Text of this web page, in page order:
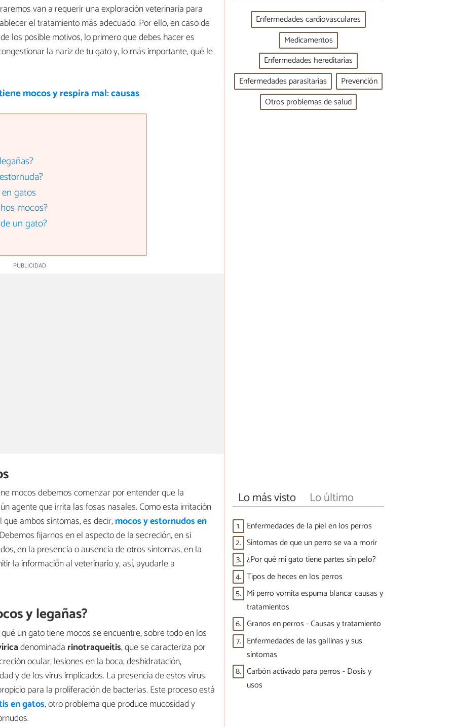
van a requerir una exploración veterinaria para
el tratamiento más adecuado. Por ello, en caso de
los posible motivos, lo primero que debes hacer es
la nariz de tu gato y, lo más importante, qué le
mocos y respira mal: causas
gatos
mocos?
un gato?
mocos debemos comenzar por entender que la
agente que irrita las fosas nasales. Como esta irritación
ambos síntomas, es decir,mocos y estornudos en
fijarnos en el aspecto de la secreción, en si
en la presencia o ausencia de otros síntomas, en la
la información al veterinario y, así, ayudarle a
y legañas?
un gato tiene mocos se encuentre, sobre todo en los
denominada rinotraqueítis, que se caracteriza por
ocular, lesiones en la boca, deshidratación,
y de los virus implicados. La presencia de estos virus
para la proliferación de bacterias. Este proceso está
en gatos, otro problema que produce mucosidad y
Enfermedades cardiovasculares
Medicamentos
Enfermedades hereditarias
Enfermedades parasitarias
Prevención
Otros problemas de salud
Lo más visto Lo último
1. Enfermedades de la piel en los perros
2. Síntomas de que un perro se va a morir
3. ¿Por qué mi gato tiene partes sin pelo?
4. Tipos de heces en los perros
5. Mi perro vomita espuma blanca: causas y
tratamientos
6. Granos en perros - Causas y tratamiento
7. Enfermedades de las gallinas y sus
síntomas
8. Carbón activado para perros - Dosis y
usos